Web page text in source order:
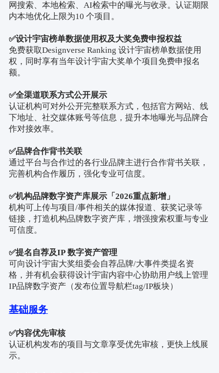
网搜索、本地检索、 AI检索中的曝光与收录。认证期限
内本地优化上限为10 个项目。
✅设计宇宙榜单数据使用权及大奖免费申报权益
免费获取Designverse Ranking 设计宇宙榜单数据使用
权，同时享有当年设计宇宙大奖单个项目免费申报名
额。
✅全渠道联系方式公开展示
认证机构可对外公开完整联系方式，包括官方网站、线
下地址、社交媒体账号等信息，提升本地曝光与品牌合
作对接效率。
✅品牌合作背书关联
通过平台与合作过的各行业品牌主进行合作背书关联，
完善机构合作履历，强化专业可信度。
✅机构品牌数字资产库展示「 2026重点新增」
机构可上传与项目/事件相关的媒体报道、获奖记录等
链接，打造机构品牌数字资产库，增强搜索权重与专业
可信度。
✅提名自荐及IP 数字资产管理
可向设计宇宙大奖组委会自荐品牌/大事件类提名资
格，并有机会获得设计宇宙内容中心协助用户线上管理
IP品牌数字资产（发布位置导航栏tag/IP板块）
基础服务
✅内容优先审核
认证机构发布的项目与文章享受优先审核，更快上线展
示。